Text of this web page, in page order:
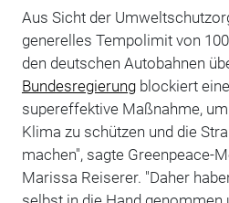
Aus Sicht der
generelles Tempolimit von
den deutschen Autobahnen
Bundesregierungblockiert
supereffektive Maßnahme,
Klima zu schützen und die
machen", sagte Greenpeace-
Marissa Reiserer. "Daher